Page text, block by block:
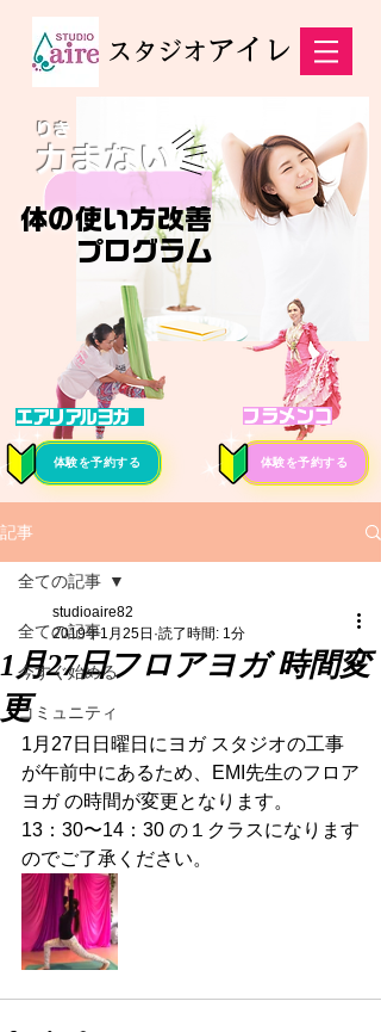
スタジオアイレ
エアリアルヨガ
体験を予約する
フラメンコ
体験を予約する
体の使い方改善
プログラム
力まない
りき
記事
全ての記事
今すぐ始める
コミュニティ
全ての記事
1月27日フロアヨガ 時間変
更
studioaire82
2019年1月25日 読了時間: 1分
1月27日日曜日にヨガ スタジオの工事
が午前中にあるため、EMI先生のフロア
ヨガ の時間が変更となります。
13：30〜14：30 の１クラスになります
のでご了承ください。